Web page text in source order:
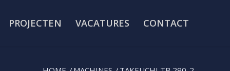
PROJECTEN VACATURES CONTACT